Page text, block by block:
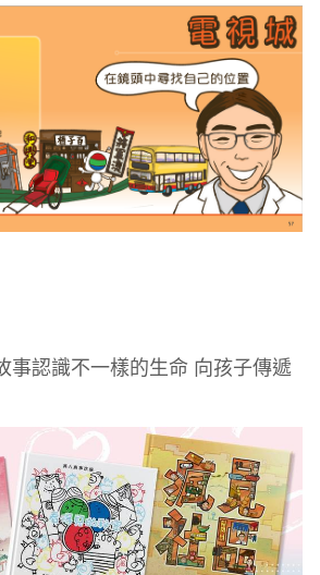
事認識不一樣的生命 向孩子傳遞